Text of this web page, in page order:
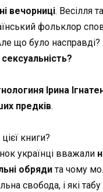
вечорниці. Весілля та
фольклор
що було насправді?
Ірина
предків.
книги?
українці вважали
обряди та чому
свобода, і які